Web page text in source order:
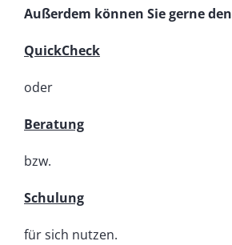
Außerdem können Sie gerne den
QuickCheck
oder
Beratung
bzw.
Schulung
für sich nutzen.